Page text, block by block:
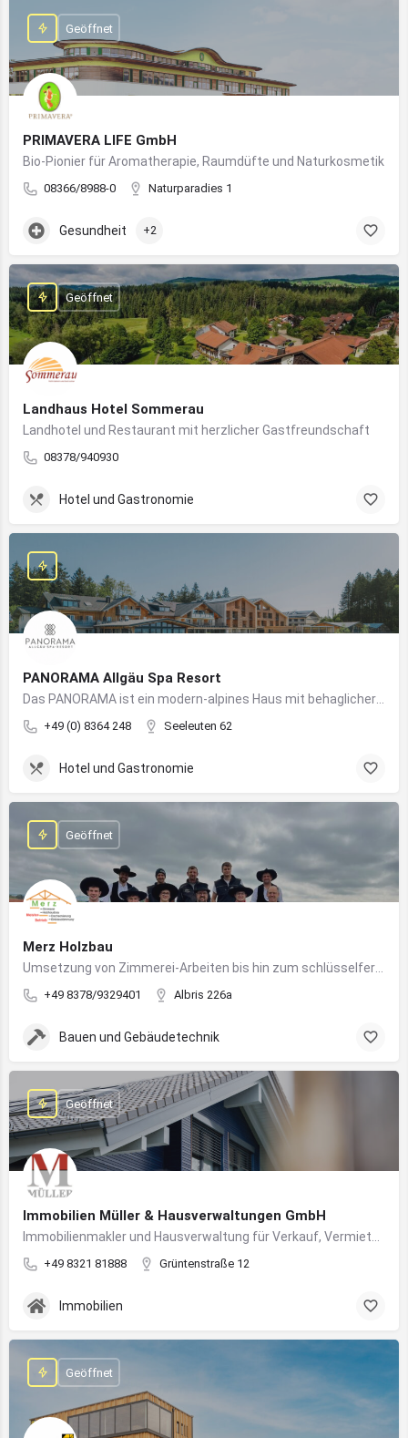
PRIMAVERA LIFE GmbH
Bio-Pionier für Aromatherapie, Raumdüfte und Naturkosmetik
08366/8988-0 Naturparadies 1
Geöffnet
Gesundheit +2
Landhaus Hotel Sommerau
Landhotel und Restaurant mit herzlicher Gastfreundschaft
08378/940930
Geöffnet
Hotel und Gastronomie
PANORAMA Allgäu Spa Resort
+49 (0) 8364 248 Seeleuten 62
Hotel und Gastronomie
Merz Holzbau
+49 8378/9329401 Albris 226a
Geöffnet
Bauen und Gebäudetechnik
Immobilien Müller & Hausverwaltungen GmbH
+49 8321 81888 Grüntenstraße 12
Geöffnet
Immobilien
Geöffnet